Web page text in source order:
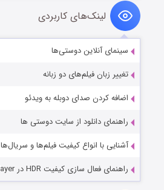
لینک‌های کاربردی
سینمای آنلاین دوستی‌ها
تغییر زبان فیلم‌های دو زبانه
اضافه کردن صدای دوبله به ویدئو
راهنمای دانلود از سایت دوستی ها
آشنایی با انواع کیفیت فیلم‌ها و سریال‌ها
راهنمای فعال سازی کیفیت HDR در PotPlayer